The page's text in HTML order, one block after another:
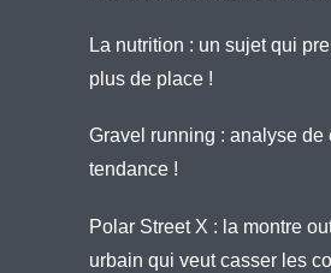
La nutrition : un sujet qui
plus de place !
Gravel running : analyse de
tendance !
Polar Street X : la montre
urbain qui veut casser les